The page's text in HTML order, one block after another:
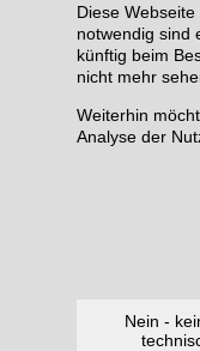
Diese
notwendig sind
künftig beim
nicht mehr
Weiterhin
Analyse der
Nein -